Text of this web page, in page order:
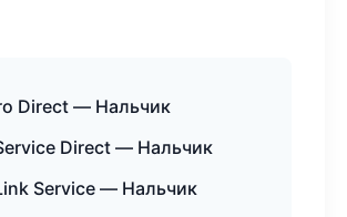
Direct — Нальчик
Direct — Нальчик
Service — Нальчик